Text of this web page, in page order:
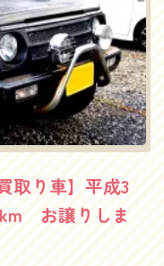
当日名義変更、抹消
ういった安心を提供
！4時に受付終了す
みセーフ。最後は笑
いいですが、実際そ
られませんよね！で
なに高く買い取っ
を過ごすことにな
って感じですが、
海辺で車談義って
取り車】平成3
お譲りしま